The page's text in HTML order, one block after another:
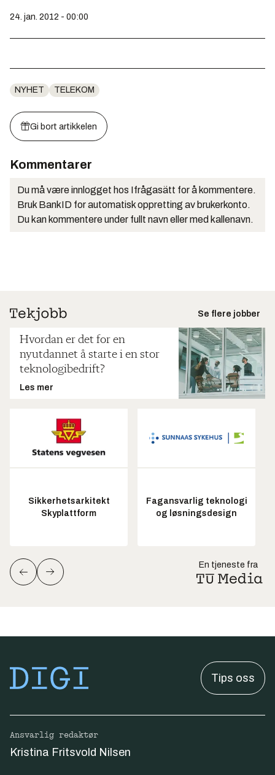
24. jan. 2012 - 00:00
NYHET TELEKOM
Gi bort artikkelen
Kommentarer
Du må være innlogget hos Ifrågasätt for å kommentere.
Bruk BankID for automatisk oppretting av brukerkonto.
Du kan kommentere under fullt navn eller med kallenavn.
Se flere jobber
Hvordan er det for en
nyutdannet å starte i en stor
teknologibedrift?
Les mer
Sikkerhetsarkitekt
Skyplattform
Fagansvarlig teknologi
og løsningsdesign
En tjeneste fra
Tips oss
Ansvarlig redaktør
Kristina Fritsvold Nilsen